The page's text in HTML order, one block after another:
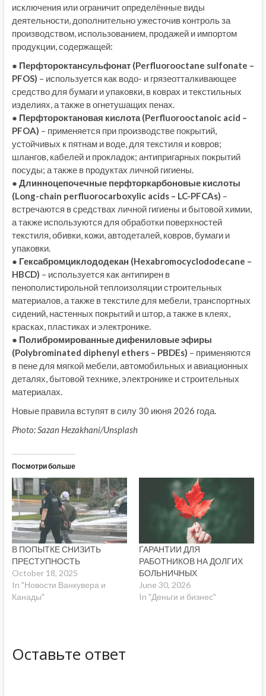
исключения или ограничит определённые виды
деятельности, дополнительно ужесточив контроль за
производством, использованием, продажей и импортом
продукции, содержащей:
● Перфтороктансульфонат (Perfluorooctane sulfonate –
PFOS) – используется как водо- и грязеотталкивающее
средство для бумаги и упаковки, в коврах и текстильных
изделиях, а также в огнетушащих пенах.
● Перфтороктановая кислота (Perfluorooctanoic acid –
PFOA) – применяется при производстве покрытий,
устойчивых к пятнам и воде, для текстиля и ковров;
шлангов, кабелей и прокладок; антипригарных покрытий
посуды; а также в продуктах личной гигиены.
● Длинноцепочечные перфторкарбоновые кислоты
(Long-chain perfluorocarboxylic acids – LC-PFCAs) –
встречаются в средствах личной гигиены и бытовой химии,
а также используются для обработки поверхностей
текстиля, обивки, кожи, автодеталей, ковров, бумаги и
упаковки.
● Гексабромциклододекан (Hexabromocyclododecane –
HBCD) – используется как антипирен в
пенополистирольной теплоизоляции строительных
материалов, а также в текстиле для мебели, транспортных
сидений, настенных покрытий и штор, а также в клеях,
красках, пластиках и электронике.
● Полибромированные дифениловые эфиры
(Polybrominated diphenyl ethers – PBDEs) – применяются
в пене для мягкой мебели, автомобильных и авиационных
деталях, бытовой технике, электронике и строительных
материалах.
Новые правила вступят в силу 30 июня 2026 года.
Photo: Sazan Hezakhani/Unsplash
Посмотри больше
В ПОПЫТКЕ СНИЗИТЬ
ПРЕСТУПНОСТЬ
October 18, 2025
In "Новости Ванкувера и
Канады"
ГАРАНТИИ ДЛЯ
РАБОТНИКОВ НА ДОЛГИХ
БОЛЬНИЧНЫХ
June 30, 2026
In "Деньги и бизнес"
Оставьте ответ